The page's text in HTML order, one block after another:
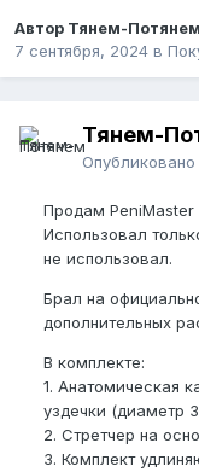
Автор Тянем-Потянем
7 сентября, 2024 в
Тянем-
Опубликовано
Продам PeniMaster
Использовал
не использовал.
Брал на
дополнительных
В комплекте:
1. Анатомическая
уздечки (диаметр
2. Стретчер на
3. Комплект